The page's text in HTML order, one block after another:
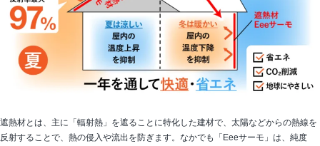
遮熱材とは、主に「輻射熱」を遮ることに特化した建材で、太陽などからの熱線を
反射することで、熱の侵入や流出を防ぎます。なかでも「Eeeサーモ」は、純度